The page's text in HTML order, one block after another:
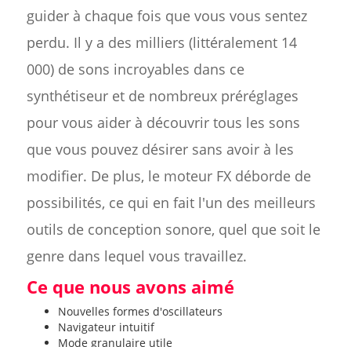
guider à chaque fois que vous vous sentez
perdu. Il y a des milliers (littéralement 14
000) de sons incroyables dans ce
synthétiseur et de nombreux préréglages
pour vous aider à découvrir tous les sons
que vous pouvez désirer sans avoir à les
modifier. De plus, le moteur FX déborde de
possibilités, ce qui en fait l'un des meilleurs
outils de conception sonore, quel que soit le
genre dans lequel vous travaillez.
Ce que nous avons aimé
Nouvelles formes d'oscillateurs
Navigateur intuitif
Mode granulaire utile